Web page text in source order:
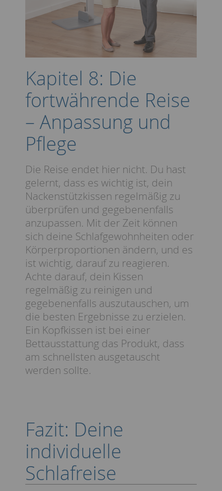
Kapitel 8: Die
fortwährende Reise
– Anpassung und
Pflege
Die Reise endet hier nicht. Du hast
gelernt, dass es wichtig ist, dein
Nackenstützkissen regelmäßig zu
überprüfen und gegebenenfalls
anzupassen. Mit der Zeit können
sich deine Schlafgewohnheiten oder
Körperproportionen ändern, und es
ist wichtig, darauf zu reagieren.
Achte darauf, dein Kissen
regelmäßig zu reinigen und
gegebenenfalls auszutauschen, um
die besten Ergebnisse zu erzielen.
Ein Kopfkissen ist bei einer
Bettausstattung das Produkt, dass
am schnellsten ausgetauscht
werden sollte.
Fazit: Deine
individuelle
Schlafreise